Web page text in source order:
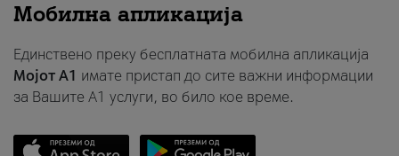
Мобилна апликација
Единствено преку бесплатната мобилна апликација
Мојот A1 имате пристап до сите важни информации
за Вашите A1 услуги, во било кое време.